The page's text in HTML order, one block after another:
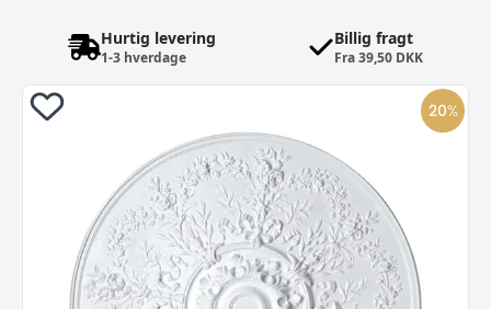
Hurtig levering
1-3 hverdage
Billig fragt
Fra 39,50 DKK
20%